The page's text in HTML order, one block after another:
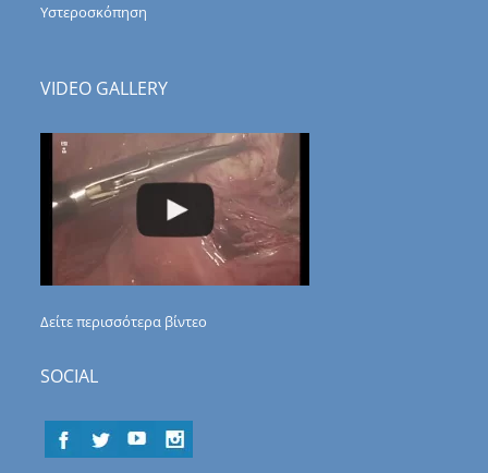
Υστεροσκόπηση
VIDEO GALLERY
Δείτε περισσότερα βίντεο
SOCIAL